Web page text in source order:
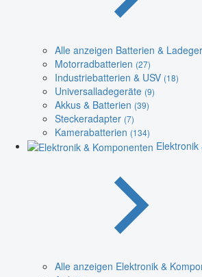
Alle anzeigen Batterien &
Motorradbatterien (27)
Industriebatterien & USV (18)
Universalladegeräte (9)
Akkus & Batterien (39)
Steckeradapter (7)
Kamerabatterien (134)
Alle anzeigen Elektronik &